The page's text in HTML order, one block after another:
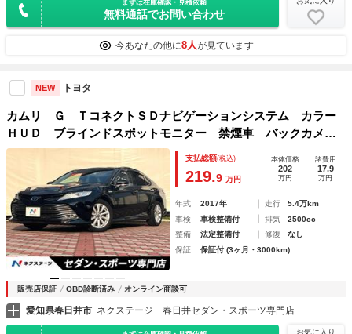
まずは在庫確認・見積依頼
無料通話でお問い合わせ
今あなたの他に8人が見ています
NEW トヨタ
カムリ Ｇ ＴコネクトＳＤナビゲーションシステム カラー
ＨＵＤ ブラインドスポットモニター 禁煙車 バックカメ
ラ 純正１７インチＡＷ セーフティセンスＰ ＬＥＤヘッ
ド ＥＴＣ 革巻きステアリング パワーシート
支払総額(税込)
219.9 万円
本体価格
202
万円
諸費用
17.9
万円
年式 2017年 走行
5.4万km
車検
車検整備付 排気
2500cc
整備
法定整備付 修復
なし
保証
保証付 (3ヶ月・3000km)
販売店保証 OBD診断済み オンライン商談可
愛知県春日井市 ネクステージ 春日井セダン・スポーツ専門店
お気に入り